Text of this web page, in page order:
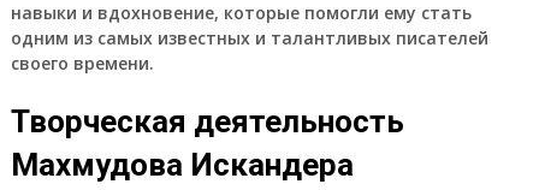
навыки и вдохновение, которые помогли ему стать
одним из самых известных и талантливых писателей
своего времени.
Творческая деятельность
Махмудова Искандера